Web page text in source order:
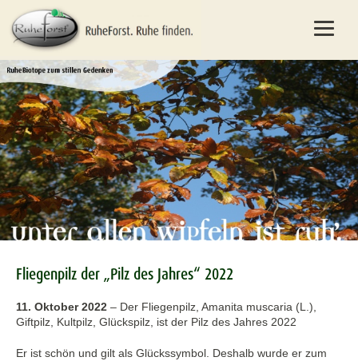
Fliegenpilz der „Pilz des Jahres“ 2022
11. Oktober 2022 – Der Fliegenpilz, Amanita muscaria (L.),
Giftpilz, Kultpilz, Glückspilz, ist der Pilz des Jahres 2022
Er ist schön und gilt als Glückssymbol. Deshalb wurde er zum